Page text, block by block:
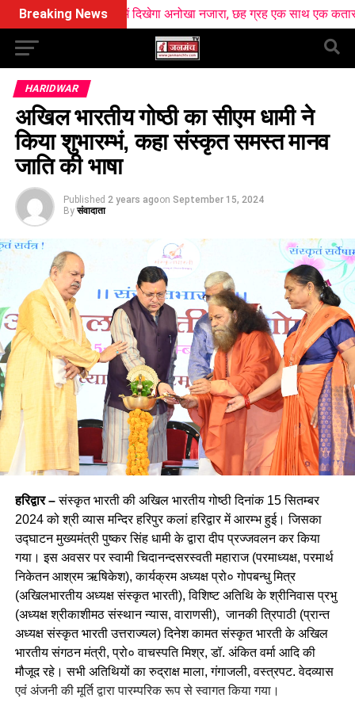
Breaking News
आसमान में दिखेगा अनोखा नजारा, छह ग्रह एक साथ एक कतार में आएंगे नजर
HARIDWAR
अखिल भारतीय गोष्ठी का सीएम धामी ने
किया शुभारम्भं, कहा संस्कृत समस्त मानव
जाति की भाषा
Published 2 years agoon September 15, 2024
By संवादाता
हरिद्वार –संस्कृत भारती की अखिल भारतीय गोष्ठी दिनांक 15 सितम्बर
2024 को श्री व्यास मन्दिर हरिपुर कलां हरिद्वार में आरम्भ हुई। जिसका
उद्घाटन मुख्यमंत्री पुष्कर सिंह धामी के द्वारा दीप प्रज्जवलन कर किया
गया। इस अवसर पर स्वामी चिदानन्दसरस्वती महाराज (परमाध्यक्ष, परमार्थ
निकेतन आश्रम ऋषिकेश), कार्यक्रम अध्यक्ष प्रो० गोपबन्धु मित्र
(अखिलभारतीय अध्यक्ष संस्कृत भारती), विशिष्ट अतिथि के श्रीनिवास प्रभु
(अध्यक्ष श्रीकाशीमठ संस्थान न्यास, वाराणसी), जानकी त्रिपाठी (प्रान्त
अध्यक्ष संस्कृत भारती उत्तराज्यल) दिनेश कामत संस्कृत भारती के अखिल
भारतीय संगठन मंत्री, प्रो० वाचस्पति मिश्र, डॉ. अंकित वर्मा आदि की
मौजूद रहे। सभी अतिथियों का रुद्राक्ष माला, गंगाजली, वस्त्रपट. वेदव्यास
एवं अंजनी की मूर्ति द्वारा पारम्परिक रूप से स्वागत किया गया।